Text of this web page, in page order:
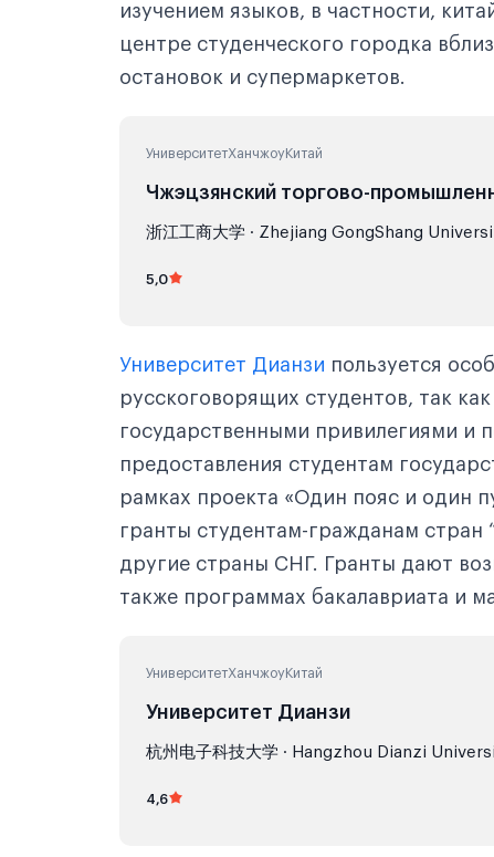
изучением языков, в частности,
центре студенческого городка
остановок и супермаркетов.
УниверситетХанчжоуКитай
Чжэцзянский торгово-
浙江工商大学 · Zhejiang GongShang
5,0
Университет Дианзи пользуется
русскоговорящих студентов, так
государственными привилегиями и
предоставления студентам
рамках проекта «Один пояс и один
гранты студентам-гражданам стран
другие страны СНГ. Гранты дают
также программах бакалавриата и
УниверситетХанчжоуКитай
Университет Дианзи
杭州电子科技大学 · Hangzhou Dianzi
4,6